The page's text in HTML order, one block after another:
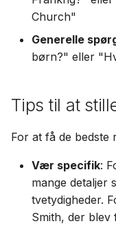
Church"
Generelle
børn?" eller
Tips til at
For at få de bedste
Vær specifik:
mange detaljer
tvetydigheder.
Smith, der blev